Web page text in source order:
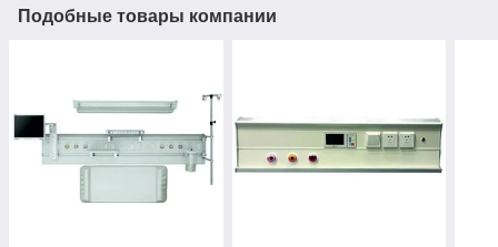
Подобные товары компании